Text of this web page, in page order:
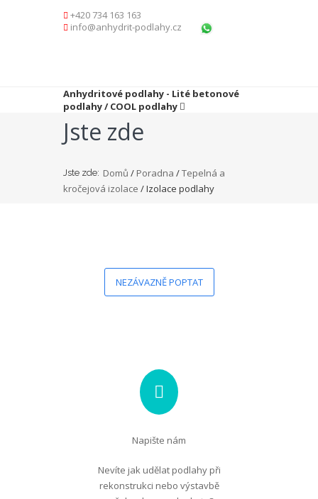
+420 734 163 163
info@anhydrit-podlahy.cz
Anhydritové podlahy - Lité betonové
podlahy / COOL podlahy
Jste zde
Jste zde: Domů / Poradna /Tepelná a
kročejová izolace / Izolace podlahy
NEZÁVAZNĚ POPTAT
Napište nám
Nevíte jak udělat podlahy při
rekonstrukci nebo výstavbě